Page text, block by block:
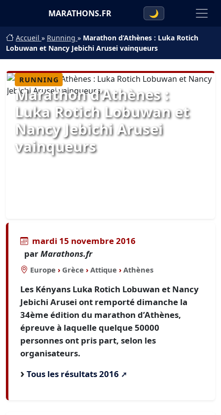
MARATHONS.FR 🌙
Accueil » Running » Marathon d’Athènes : Luka Rotich
Lobuwan et Nancy Jebichi Arusei vainqueurs
RUNNING
Marathon d’Athènes :
Luka Rotich Lobuwan et
Nancy Jebichi Arusei
vainqueurs
mardi 15 novembre 2016
parMarathons.fr
Europe › Grèce › Attique › Athènes
Les Kényans Luka Rotich Lobuwan et Nancy
Jebichi Arusei ont remporté dimanche la
34ème édition du marathon d’Athènes,
épreuve à laquelle quelque 50000
personnes ont pris part, selon les
organisateurs.
Tous les résultats 2016